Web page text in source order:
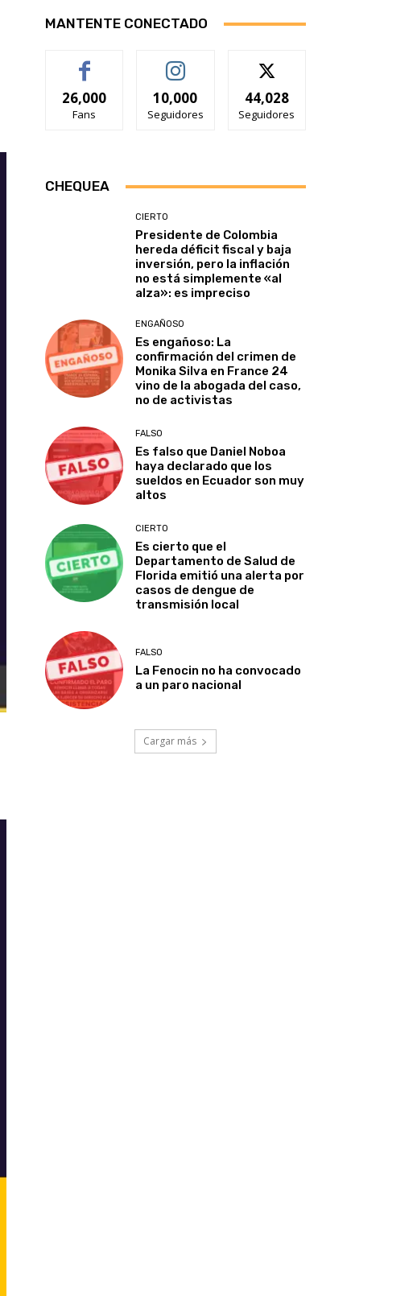
MANTENTE CONECTADO
26,000
Fans
10,000
Seguidores
44,028
Seguidores
CHEQUEA
CIERTO
Presidente de Colombia
hereda déficit fiscal y baja
inversión, pero la inflación
no está simplemente «al
alza»: es impreciso
ENGAÑOSO
Es engañoso: La
confirmación del crimen de
Monika Silva en France 24
vino de la abogada del caso,
no de activistas
FALSO
Es falso que Daniel Noboa
haya declarado que los
sueldos en Ecuador son muy
altos
CIERTO
Es cierto que el
Departamento de Salud de
Florida emitió una alerta por
casos de dengue de
transmisión local
FALSO
La Fenocin no ha convocado
a un paro nacional
Cargar más